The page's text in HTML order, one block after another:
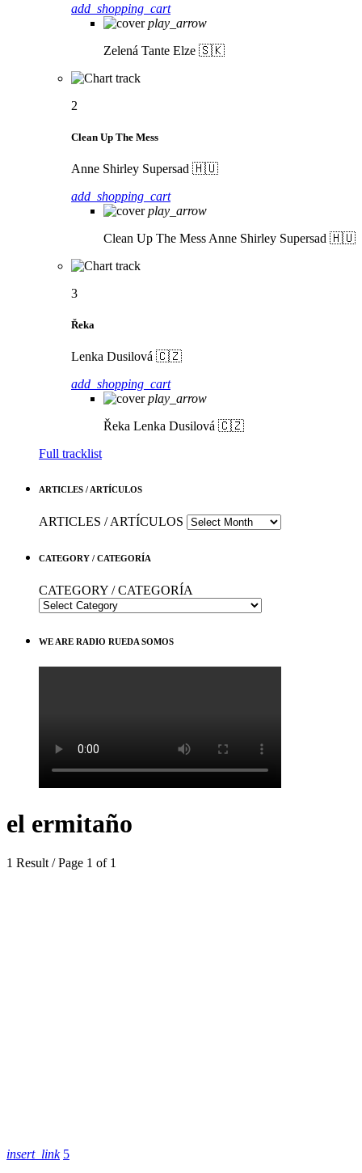
add_shopping_cart
play_arrow
Zelená Tante Elze 🇸🇰
2
Clean Up The Mess
Anne Shirley Supersad 🇭🇺
add_shopping_cart
play_arrow
Clean Up The Mess Anne Shirley Supersad 🇭🇺
3
Řeka
Lenka Dusilová 🇨🇿
add_shopping_cart
play_arrow
Řeka Lenka Dusilová 🇨🇿
Full tracklist
ARTICLES / ARTÍCULOS
ARTICLES / ARTÍCULOS
CATEGORY / CATEGORÍA
CATEGORY / CATEGORÍA
WE ARE RADIO RUEDA SOMOS
el ermitaño
1 Result / Page 1 of 1
insert_link 5